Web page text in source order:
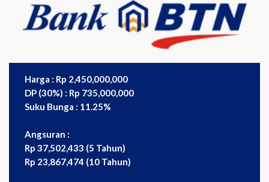
Harga : Rp 2,450,000,000
DP (30%) : Rp 735,000,000
Suku Bunga : 11.25%
Angsuran :
Rp 37,502,433 (5 Tahun)
Rp 23,867,474 (10 Tahun)